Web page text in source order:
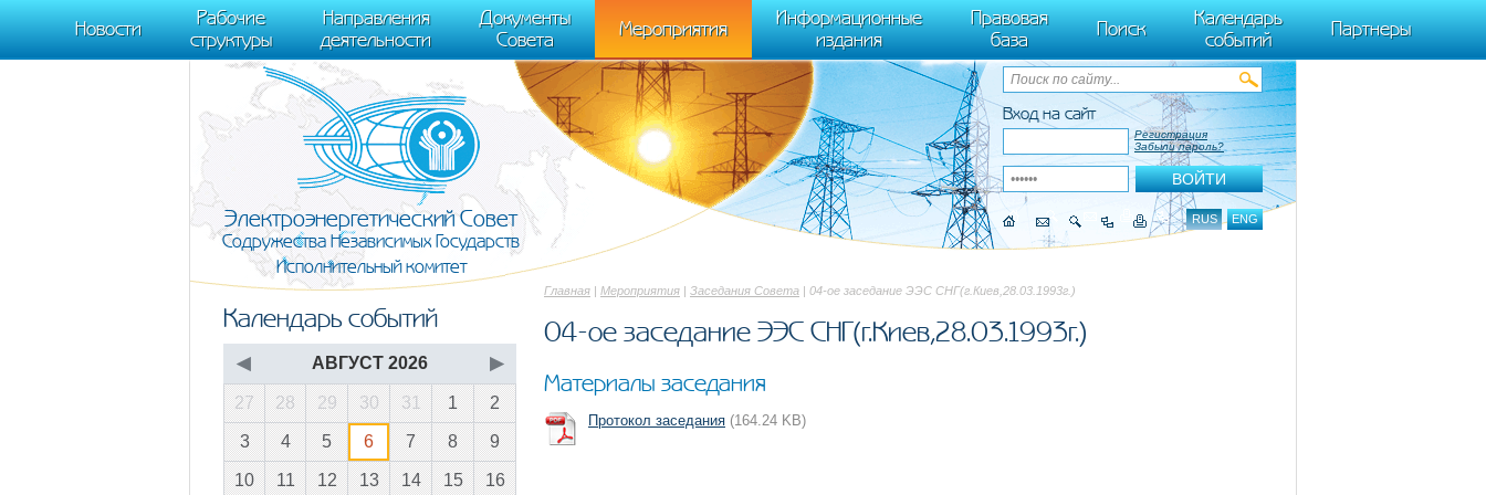
m[i].l=1*new Date(); for (var j = 0; j < document.scripts.length; j++) {if (document.scripts[j].src === r) { return; }} k=e.createElement(t),a=e.getElementsByTagName(t)[0],k.async=1,k.src=r,a.parentNode.insertBefore(k,a)}) (window,
document, "script", "https://mc.yandex.ru/metrika/tag.js", "ym"); ym(95911708, "init", { clickmap:true, trackLinks:true, accurateTrackBounce:true });
Новости
Рабочие
структуры
Направления
деятельности
Документы
Совета
Мероприятия
Информационные
издания
Правовая
база
Поиск
Календарь
событий
Партнеры
Вход на сайт
Регистрация
Забыли пароль?
RUS ENG
Электроэнергетический Совет
Содружества Независимых Государств
Исполнительный комитет
Главная | Мероприятия | Заседания Совета | 04-ое заседание ЭЭС СНГ(г.Киев,28.03.1993г.)
04-ое заседание ЭЭС СНГ(г.Киев,28.03.1993г.)
Материалы заседания
Протокол заседания (164.24 KB)
Календарь событий
◀ АВГУСТ 2026 ▶
27 28 29 30 31 1 2
3 4 5 6 7 8 9
10 11 12 13 14 15 16